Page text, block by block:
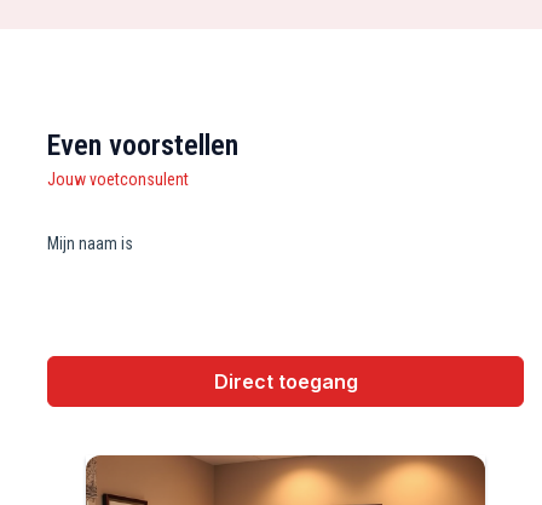
Even voorstellen
Jouw voetconsulent
Mijn naam is
Direct toegang